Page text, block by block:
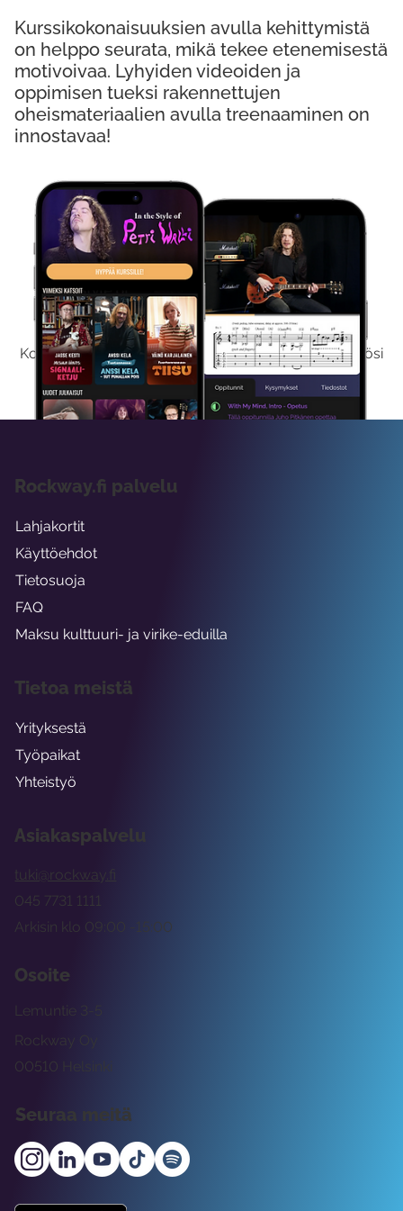
Kokeile Ilmaiseksi
Kokeilemalla ilmaiseksi saat koko sisältömme käyttöösi
viikon ajaksi.
Kurssikokonaisuuksien avulla kehittymistä
on helppo seurata, mikä tekee etenemisestä
motivoivaa. Lyhyiden videoiden ja
oppimisen tueksi rakennettujen
oheismateriaalien avulla treenaaminen on
innostavaa!
Asiakaspalvelu
tuki@rockway.fi
Arkisin klo 09:00 -15:00
045 7731 1111
Osoite
Rockway Oy
Lemuntie 3-5
00510 Helsinki
Seuraa meitä
Rockway.fi palvelu
Lahjakortit
Käyttöehdot
Tietosuoja
FAQ
Maksu kulttuuri- ja virike-eduilla
Tietoa meistä
Yrityksestä
Työpaikat
Yhteistyö